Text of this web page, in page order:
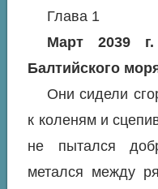
Глава 1
Март 2039 г.
Балтийского
Они сидели
к коленям и
не пытался
метался между